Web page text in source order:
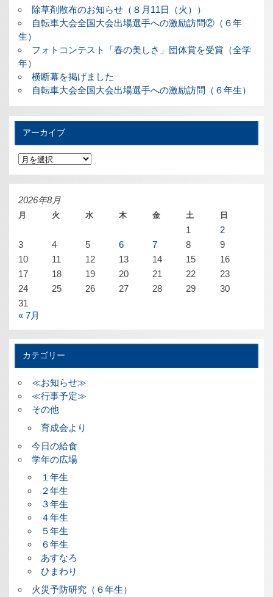
除草剤散布のお知らせ（８月11日（火））
自転車大会全国大会出場選手への激励訪問②（６年
生）
フォトコンテスト「春の美しさ」団体賞を受賞（全学
年）
横断幕を掲げました
自転車大会全国大会出場選手への激励訪問（６年生）
アーカイブ
ア
ー
カ
イ
2026年8月
月 火 水 木 金 土 日
1
2
3
4 5 6 7 8
9
10
11 12 13 14 15
16
17
18 19 20 21 22
23
24
25 26 27 28 29
30
31
« 7月
カテゴリー
≪お知らせ≫
≪行事予定≫
その他
育成会より
今日の給食
学年の広場
１年生
２年生
３年生
４年生
５年生
６年生
あすなろ
ひまわり
火災予防研究（６年生）